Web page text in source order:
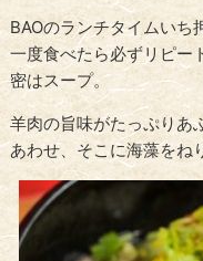
BAOのランチタイムいち
一度食べたら必ずリピー
密はスープ。
羊肉の旨味がたっぷりあ
あわせ、そこに海藻をね